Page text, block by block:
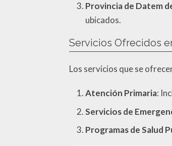
Provincia de Datem
ubicados.
Servicios Ofrecidos
Los servicios que se
Atención Primaria:
Servicios de
Programas de Salud